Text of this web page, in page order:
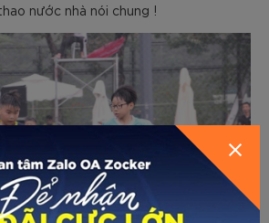
nước nhà nói chung !